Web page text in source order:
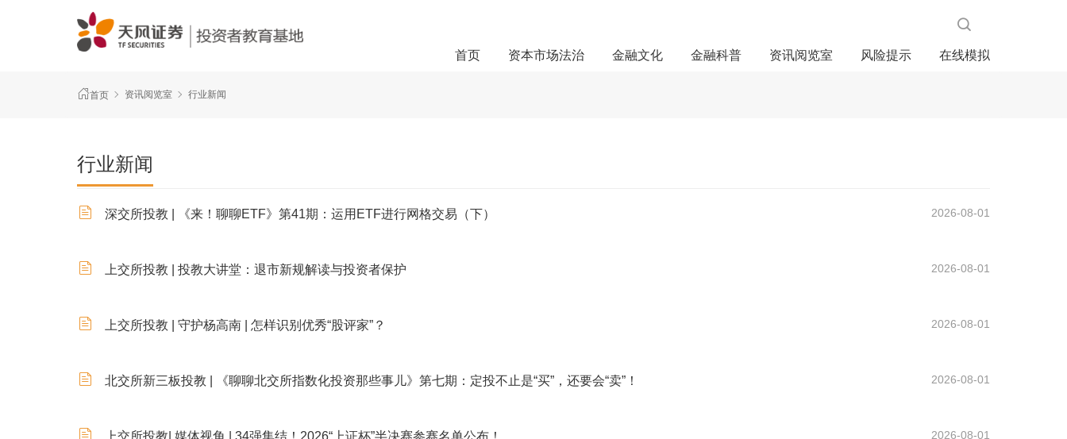
首页 资本市场法治 金融文化 金融科普 资讯阅览室 风险提示 在线模拟
首页 资讯阅览室 行业新闻
行业新闻
深交所投教 | 《来！聊聊ETF》第41期：运用ETF进行网格交易（下） 2026-08-01
上交所投教 | 投教大讲堂：退市新规解读与投资者保护 2026-08-01
上交所投教 | 守护杨高南 | 怎样识别优秀“股评家”？ 2026-08-01
北交所新三板投教 | 《聊聊北交所指数化投资那些事儿》第七期：定投不止是“买”，还要会“卖”！ 2026-08-01
上交所投教| 媒体视角 | 34强集结！2026“上证杯”半决赛参赛名单公布！ 2026-08-01